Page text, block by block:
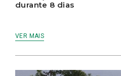
durante 8 dias
VER MAIS